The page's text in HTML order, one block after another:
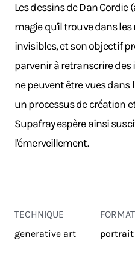
Les dessins de Dan
magie qu'il trouve dans
invisibles, et son objectif
parvenir à retranscrire des
ne peuvent être vues dans
un processus de création
Supafray espère ainsi
l'émerveillement.
TECHNIQUE
generative art
FORMAT
portrait